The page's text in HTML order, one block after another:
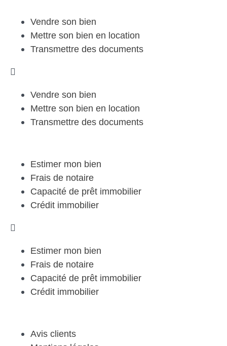
Vendre son bien
Mettre son bien en location
Transmettre des documents
Vendre son bien
Mettre son bien en location
Transmettre des documents
Estimer mon bien
Frais de notaire
Capacité de prêt immobilier
Crédit immobilier
Estimer mon bien
Frais de notaire
Capacité de prêt immobilier
Crédit immobilier
Avis clients